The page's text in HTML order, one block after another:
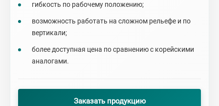
гибкость по рабочему положению;
возможность работать на сложном рельефе и по
вертикали;
более доступная цена по сравнению с корейскими
аналогами.
Заказать продукцию